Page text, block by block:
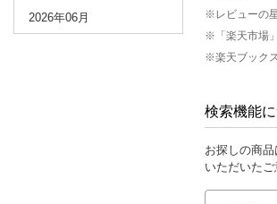
2026年06月
※レビューの
※「楽天市場
※楽天ブック
検索機能
お探しの商
いただいた